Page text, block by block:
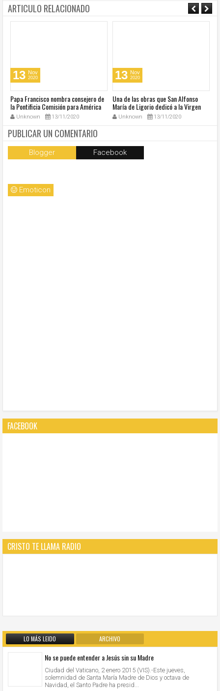
ARTICULO RELACIONADO
13 Nov
2020
Papa Francisco nombra consejero de
la Pontificia Comisión para América
Latina
Unknown 13/11/2020
13 Nov
2020
Una de las obras que San Alfonso
María de Ligorio dedicó a la Virgen
cumple 270 años
Unknown 13/11/2020
PUBLICAR UN COMENTARIO
Blogger Facebook
Emoticon
FACEBOOK
CRISTO TE LLAMA RADIO
LO MÁS LEIDO ARCHIVO
No se puede entender a Jesús sin su Madre
Ciudad del Vaticano, 2 enero 2015 (VIS).-Este jueves,
solemnidad de Santa María Madre de Dios y octava de
Navidad, el Santo Padre ha presid...